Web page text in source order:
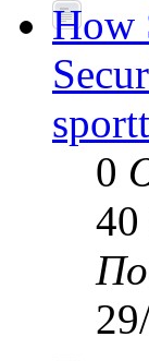
How
0
40